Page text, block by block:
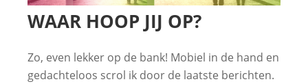
WAAR HOOP JIJ OP?
Zo, even lekker op de bank! Mobiel in de hand en
gedachteloos scrol ik door de laatste berichten.